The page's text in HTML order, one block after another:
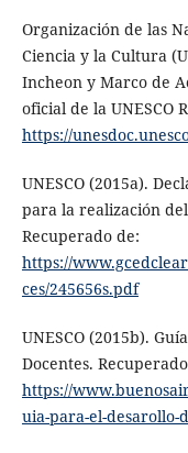
Organización de las
Ciencia y la Cultura
Incheon y Marco de
oficial de la UNESCO
https://
UNESCO (2015a).
para la realización
Recuperado de:
https://
ces/245656s.pdf
UNESCO (2015b).
Docentes.
https://
uia-para-el-desarollo-